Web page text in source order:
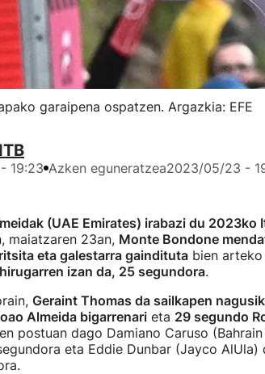
garaipena ospatzen. Argazkia: EFE
19:23 Azken eguneratzea2023/05/23 -
(UAE Emirates) irabazi du 2023ko
maiatzaren 23an, Monte Bondone
eta galestarra gaindituta bien
izan da, 25 segundora.
Geraint Thomas da sailkapen
Almeida bigarrenari eta 29 segundo
postuan dago Damiano Caruso
eta Eddie Dunbar (Jayco